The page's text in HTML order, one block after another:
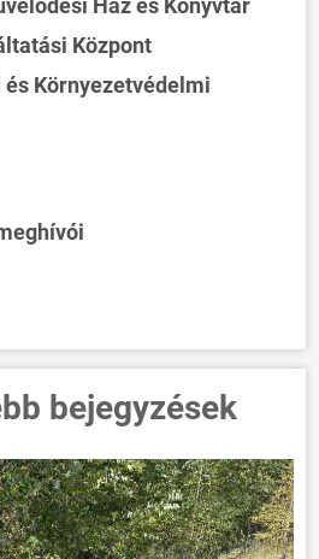
Központ
Környezetvédelmi
bejegyzések